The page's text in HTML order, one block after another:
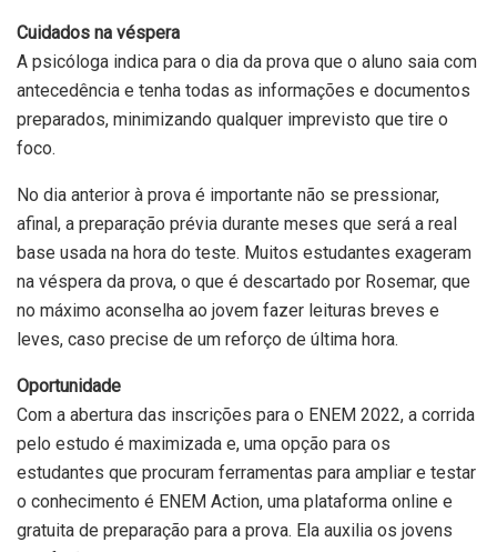
Cuidados na véspera
A psicóloga indica para o dia da prova que o aluno saia com
antecedência e tenha todas as informações e documentos
preparados, minimizando qualquer imprevisto que tire o
foco.
No dia anterior à prova é importante não se pressionar,
afinal, a preparação prévia durante meses que será a real
base usada na hora do teste. Muitos estudantes exageram
na véspera da prova, o que é descartado por Rosemar, que
no máximo aconselha ao jovem fazer leituras breves e
leves, caso precise de um reforço de última hora.
Oportunidade
Com a abertura das inscrições para o ENEM 2022, a corrida
pelo estudo é maximizada e, uma opção para os
estudantes que procuram ferramentas para ampliar e testar
o conhecimento é ENEM Action, uma plataforma online e
gratuita de preparação para a prova. Ela auxilia os jovens